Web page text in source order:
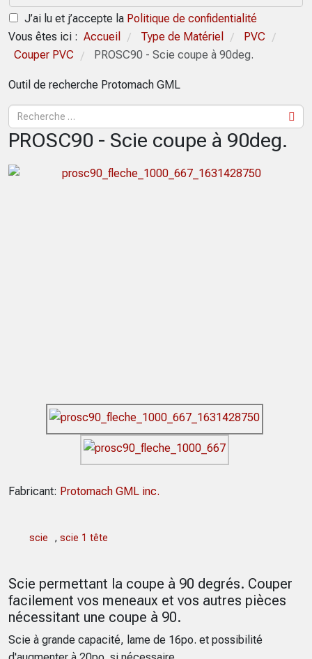
J’ai lu et j’accepte la Politique de confidentialité
Vous êtes ici : Accueil / Type de Matériel / PVC /
Couper PVC / PROSC90 - Scie coupe à 90deg.
Outil de recherche Protomach GML
PROSC90 - Scie coupe à 90deg.
Fabricant: Protomach GML inc.
scie , scie 1 tête
Scie permettant la coupe à 90 degrés. Couper
facilement vos meneaux et vos autres pièces
nécessitant une coupe à 90.
Scie à grande capacité, lame de 16po. et possibilité